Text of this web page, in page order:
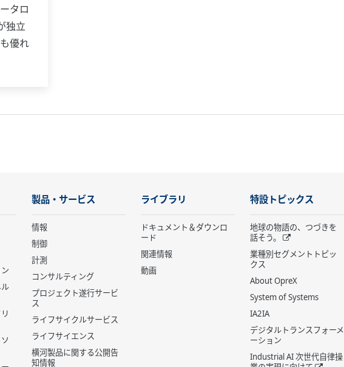
タロ
独立
優れ
製品・サービス
情報
制御
計測
コンサルティング
プロジェクト遂行サービ
ス
ライフサイクルサービス
ライフサイエンス
横河製品に関する公開告
知情報
ライブラリ
ドキュメント＆ダウンロ
ード
関連情報
動画
特設トピックス
地球の物語の、つづきを
話そう。
業種別セグメントトピッ
クス
About OpreX
System of Systems
IA2IA
デジタルトランスフォーメ
ーション
Industrial AI 次世代自律操